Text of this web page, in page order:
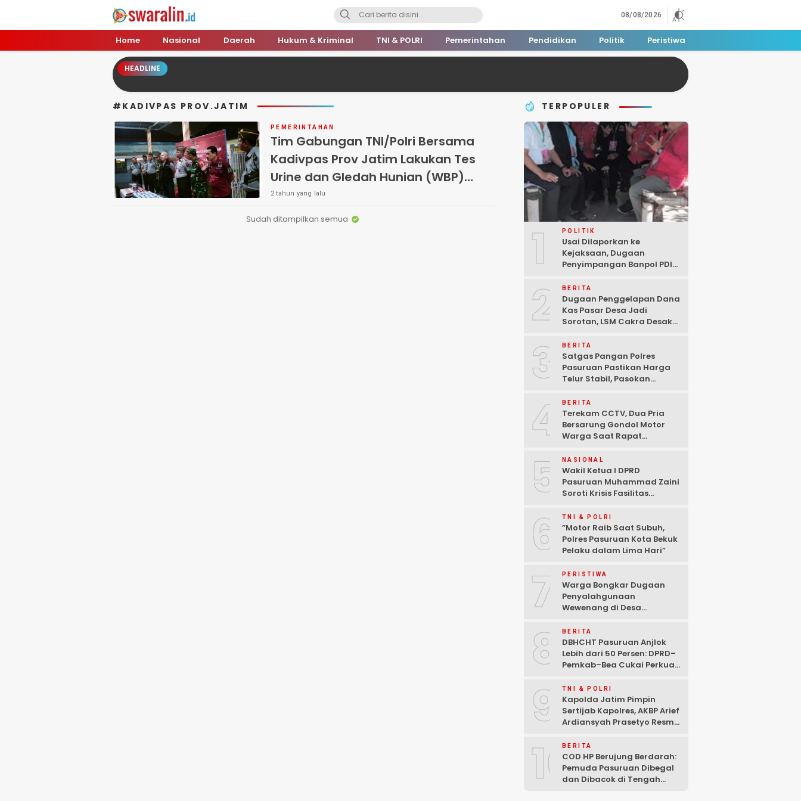
Swara Lin
Independent, Tajam & Profesional
08/08/2026
Home Nasional Daerah Hukum & Kriminal TNI & POLRI Pemerintahan Pendidikan Politik Peristiwa
HEADLINE
#KADIVPAS PROV.JATIM
PEMERINTAHAN
Tim Gabungan TNI/Polri Bersama
Kadivpas Prov Jatim Lakukan Tes
Urine dan Gledah Hunian (WBP)
Lapas IIB Pasuruan
2 tahun yang lalu
Sudah ditampilkan semua
TERPOPULER
1 POLITIK
Usai Dilaporkan ke
Kejaksaan, Dugaan
Penyimpangan Banpol PDIP
Tuntas “6 Eks Ketua PAC
Cabut Laporan”
2 BERITA
Dugaan Penggelapan Dana
Kas Pasar Desa Jadi
Sorotan, LSM Cakra Desak
3 BERITA
Satgas Pangan Polres
Pasuruan Pastikan Harga
Telur Stabil, Pasokan
Kekhawatiran Fluktuasi
4 BERITA
Terekam CCTV, Dua Pria
Bersarung Gondol Motor
Warga Saat Rapat
5 NASIONAL
Wakil Ketua I DPRD
Pasuruan Muhammad Zaini
Soroti Krisis Fasilitas
Anggaran
6 TNI & POLRI
‎”Motor Raib Saat Subuh,
Polres Pasuruan Kota Bekuk
Pelaku dalam Lima Hari” ‎
7 PERISTIWA
Warga Bongkar Dugaan
Penyalahgunaan
Wewenang di Desa
Mencuat
8 BERITA
DBHCHT Pasuruan Anjlok
Lebih dari 50 Persen: DPRD–
Pemkab–Bea Cukai Perkuat
Rokok Ilegal
9 TNI & POLRI
Kapolda Jatim Pimpin
Sertijab Kapolres, AKBP Arief
Ardiansyah Prasetyo Resmi
Kota
10BERITA
COD HP Berujung Berdarah:
Pemuda Pasuruan Dibegal
dan Dibacok di Tengah